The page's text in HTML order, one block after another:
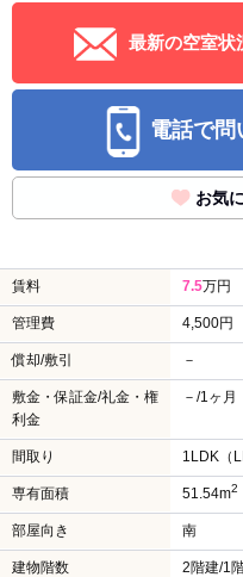
最新の空室状
電話で問
お気
賃料 7.5万円
管理費 4,500円
償却/敷引 －
敷金・保証金/礼金・権
利金
－/1ヶ月
間取り 1LDK（
専有面積 51.54m2
部屋向き 南
建物階数 2階建/1